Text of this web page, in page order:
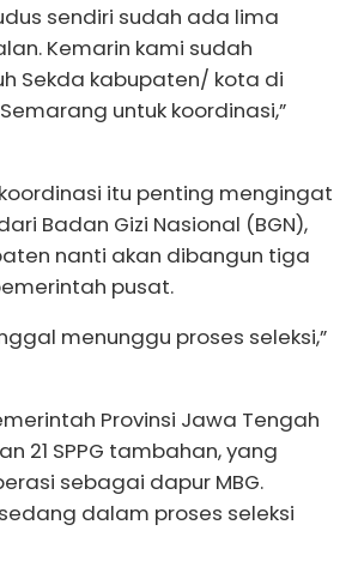
sendiri sudah ada lima
Kemarin kami sudah
Sekda kabupaten/ kota di
untuk koordinasi,”
itu penting mengingat
Badan Gizi Nasional (BGN),
nanti akan dibangun tiga
pusat.
menunggu proses seleksi,”
Provinsi Jawa Tengah
21 SPPG tambahan, yang
sebagai dapur MBG.
dalam proses seleksi